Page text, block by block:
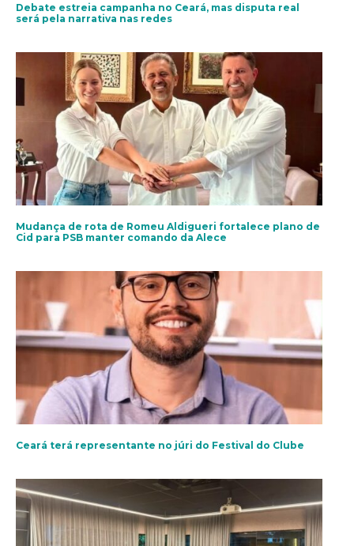
Debate estreia campanha no Ceará, mas disputa real
será pela narrativa nas redes
Mudança de rota de Romeu Aldigueri fortalece plano de
Cid para PSB manter comando da Alece
Ceará terá representante no júri do Festival do Clube